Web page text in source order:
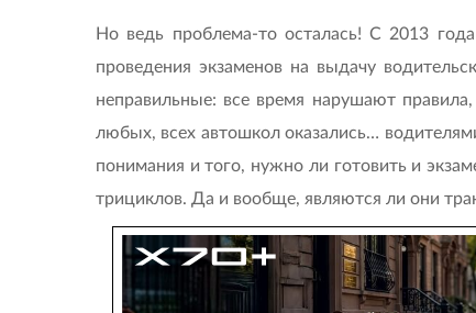
Но ведь проблема-то осталась! С 2013
проведения экзаменов на выдачу
неправильные: все время нарушают
любых, всех автошкол оказались…
понимания и того, нужно ли готовить и
трициклов. Да и вообще, являются ли они